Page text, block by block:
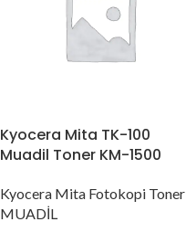
Kyocera Mita TK-100
Muadil Toner KM-1500
Kyocera Mita Fotokopi Toner
MUADİL